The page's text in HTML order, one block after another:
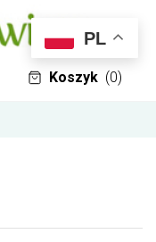
Koszyk (0)
PL